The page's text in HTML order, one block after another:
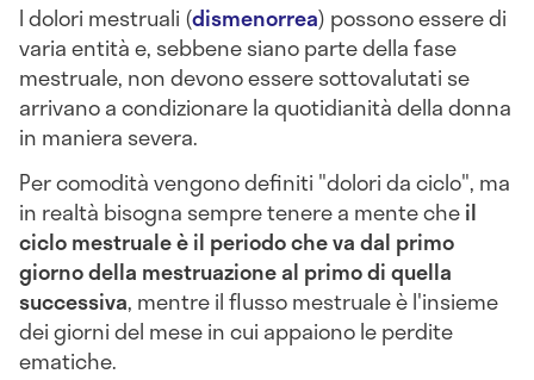
I dolori mestruali (dismenorrea) possono essere di
varia entità e, sebbene siano parte della fase
mestruale, non devono essere sottovalutati se
arrivano a condizionare la quotidianità della donna
in maniera severa.
Per comodità vengono definiti "dolori da ciclo", ma
in realtà bisogna sempre tenere a mente cheil
ciclo mestruale è il periodo che va dal primo
giorno della mestruazione al primo di quella
successiva, mentre il flusso mestruale è l'insieme
dei giorni del mese in cui appaiono le perdite
ematiche.